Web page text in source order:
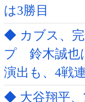
は3勝目
◆ カブス、完
プ 鈴木誠也
演出も、4戦
◆ 大谷翔平